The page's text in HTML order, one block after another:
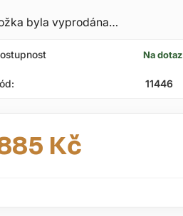
hvězdiček.
byla vyprodána…
Na dotaz
11446
Kč
cena: